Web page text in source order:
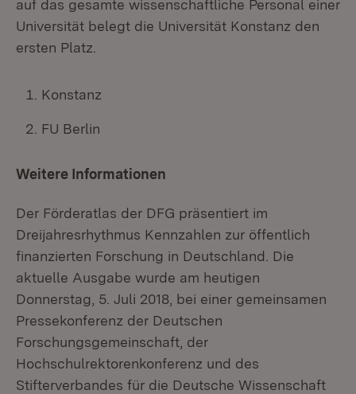
auf das gesamte wissenschaftliche Personal einer
Universität belegt die Universität Konstanz den
ersten Platz.
Konstanz
FU Berlin
Weitere Informationen
Der Förderatlas der DFG präsentiert im
Dreijahresrhythmus Kennzahlen zur öffentlich
finanzierten Forschung in Deutschland. Die
aktuelle Ausgabe wurde am heutigen
Donnerstag, 5. Juli 2018, bei einer gemeinsamen
Pressekonferenz der Deutschen
Forschungsgemeinschaft, der
Hochschulrektorenkonferenz und des
Stifterverbandes für die Deutsche Wissenschaft